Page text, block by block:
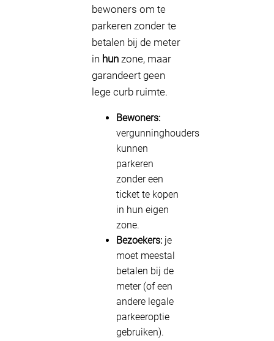
bewoners om te
parkeren zonder te
betalen bij de meter
in hun zone, maar
garandeert geen
lege curb ruimte.
Bewoners:
vergunninghouders
kunnen
parkeren
zonder een
ticket te kopen
in hun eigen
zone.
Bezoekers: je
moet meestal
betalen bij de
meter (of een
andere legale
parkeeroptie
gebruiken).